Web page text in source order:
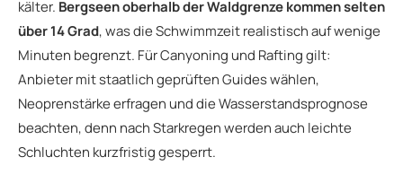
kälter. Bergseen oberhalb der Waldgrenze kommen selten
über 14 Grad, was die Schwimmzeit realistisch auf wenige
Minuten begrenzt. Für Canyoning und Rafting gilt:
Anbieter mit staatlich geprüften Guides wählen,
Neoprenstärke erfragen und die Wasserstandsprognose
beachten, denn nach Starkregen werden auch leichte
Schluchten kurzfristig gesperrt.